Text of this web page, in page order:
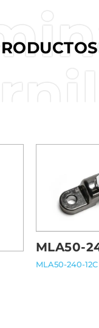
MLA50-
MLA50-240-12C